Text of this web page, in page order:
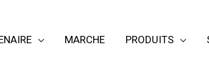
MARCHE PRODUITS